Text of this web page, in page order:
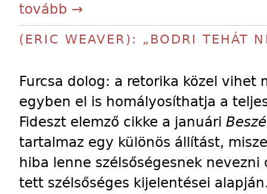
tovább →
(ERIC WEAVER): „BODRI TEHÁT
Furcsa dolog: a retorika közel vihet
egyben el is homályosíthatja a
Fideszt elemző cikke a januári
tartalmaz egy különös állítást,
hiba lenne szélsőségesnek
tett szélsőséges kijelentései